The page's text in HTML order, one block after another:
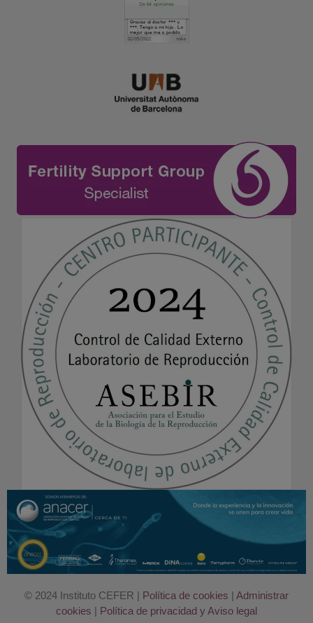
© 2024 Instituto CEFER | Política de cookies | Administrar
cookies | Política de privacidad y Aviso legal